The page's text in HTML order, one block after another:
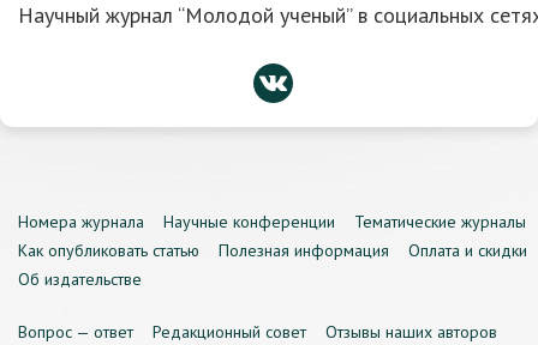
Научный журнал “Молодой ученый” в социальных
Номера журнала Научные конференции
Тематические журналы
Как опубликовать статью
Полезная информация
Оплата и скидки
Об издательстве
Вопрос — ответ Редакционный совет Отзывы наших авторов